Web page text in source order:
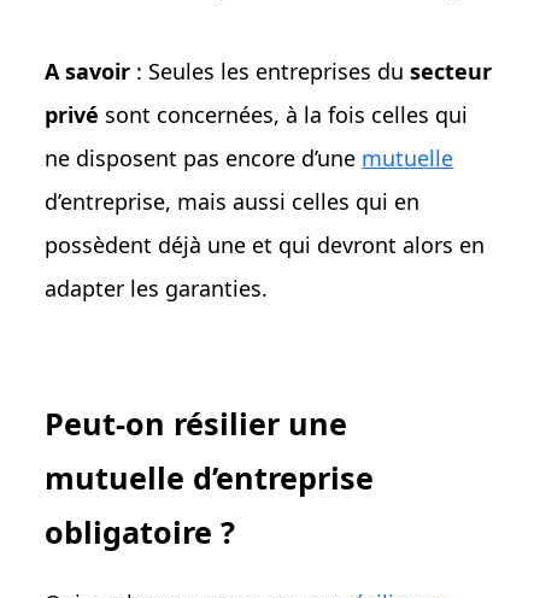
A savoir : Seules les entreprises dusecteur
privé sont concernées, à la fois celles qui
ne disposent pas encore d’une mutuelle
d’entreprise, mais aussi celles qui en
possèdent déjà une et qui devront alors en
adapter les garanties.
Peut-on résilier une
mutuelle d’entreprise
obligatoire ?